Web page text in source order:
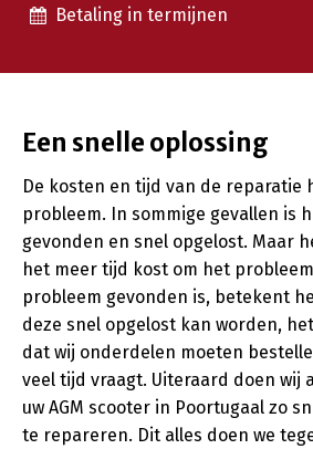
Betaling in termijnen
Een snelle oplossing
De kosten en tijd van de reparatie
probleem. In sommige gevallen is
gevonden en snel opgelost. Maar
het meer tijd kost om het
probleem gevonden is, betekent
deze snel opgelost kan worden,
dat wij onderdelen moeten
veel tijd vraagt. Uiteraard doen wij
uw AGM scooter in Poortugaal zo
te repareren. Dit alles doen we